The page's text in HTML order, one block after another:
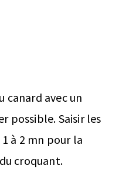
canard avec un
possible. Saisir les
à 2 mn pour la
croquant.